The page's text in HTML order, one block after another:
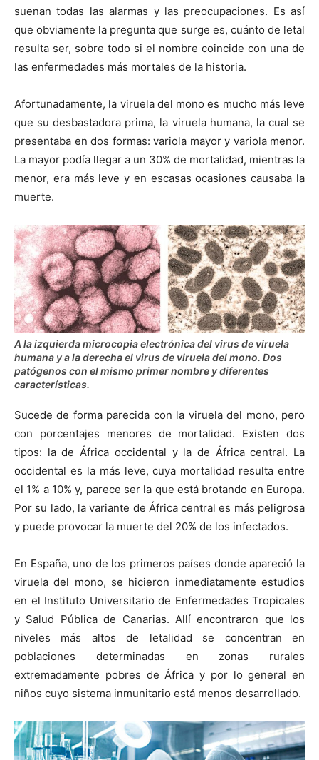
suenan todas las alarmas y las preocupaciones. Es así
que obviamente la pregunta que surge es, cuánto de letal
resulta ser, sobre todo si el nombre coincide con una de
las enfermedades más mortales de la historia.
Afortunadamente, la viruela del mono es mucho más leve
que su desbastadora prima, la viruela humana, la cual se
presentaba en dos formas: variola mayor y variola menor.
La mayor podía llegar a un 30% de mortalidad, mientras la
menor, era más leve y en escasas ocasiones causaba la
muerte.
A la izquierda microcopia electrónica del virus de viruela
humana y a la derecha el virus de viruela del mono. Dos
patógenos con el mismo primer nombre y diferentes
características.
Sucede de forma parecida con la viruela del mono, pero
con porcentajes menores de mortalidad. Existen dos
tipos: la de África occidental y la de África central. La
occidental es la más leve, cuya mortalidad resulta entre
el 1% a 10% y, parece ser la que está brotando en Europa.
Por su lado, la variante de África central es más peligrosa
y puede provocar la muerte del 20% de los infectados.
En España, uno de los primeros países donde apareció la
viruela del mono, se hicieron inmediatamente estudios
en el Instituto Universitario de Enfermedades Tropicales
y Salud Pública de Canarias. Allí encontraron que los
niveles más altos de letalidad se concentran en
poblaciones determinadas en zonas rurales
extremadamente pobres de África y por lo general en
niños cuyo sistema inmunitario está menos desarrollado.